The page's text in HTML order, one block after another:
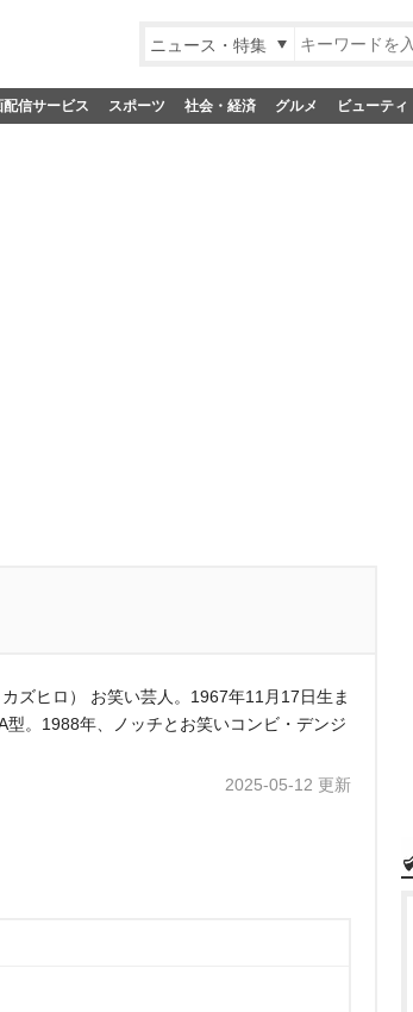
ニュース・特集
配信サービス スポーツ 社会・経済 グルメ ビューティ
ズヒロ） お笑い芸人。1967年11月17日生ま
型。1988年、ノッチとお笑いコンビ・デンジ
2025-05-12 更新